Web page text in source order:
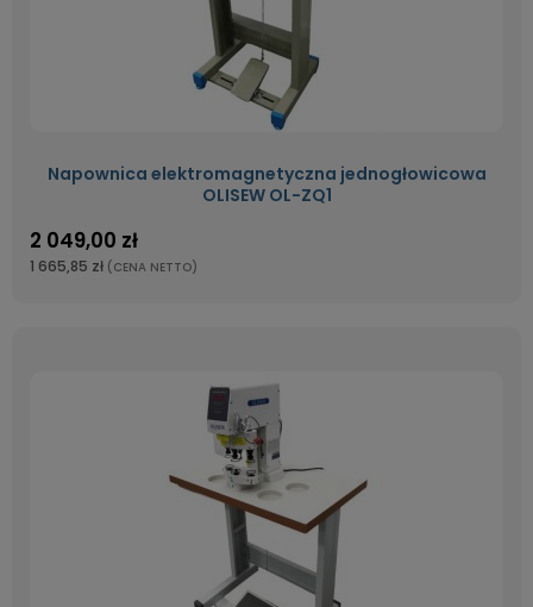
Napownica elektromagnetyczna jednogłowicowa
OLISEW OL-ZQ1
2 049,00 zł
1 665,85 zł (CENA NETTO)